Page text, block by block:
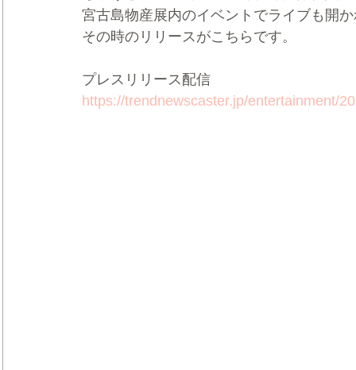
宮古島物産展内のイベントでライブも開
その時のリリースがこちらです。
プレスリリース配信
https://trendnewscaster.jp/entertainment/